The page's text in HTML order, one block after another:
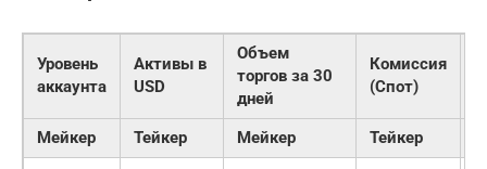
Уровень
аккаунта
Активы в
USD
Объем
торгов за 30
дней
Комиссия
(Спот)
Мейкер Тейкер Мейкер Тейкер